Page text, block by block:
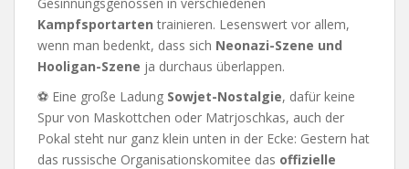
Kampfsportarten trainieren. Lesenswert vor allem,
wenn man bedenkt, dass sich Neonazi-Szene und
Hooligan-Szene ja durchaus überlappen.
⚽ Eine große Ladung Sowjet-Nostalgie, dafür keine
Spur von Maskottchen oder Matrjoschkas, auch der
Pokal steht nur ganz klein unten in der Ecke: Gestern hat
das russische Organisationskomitee das offizielle